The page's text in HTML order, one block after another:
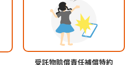
受託物賠償責任補償特約